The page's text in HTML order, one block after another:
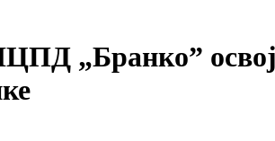
„Бранко”